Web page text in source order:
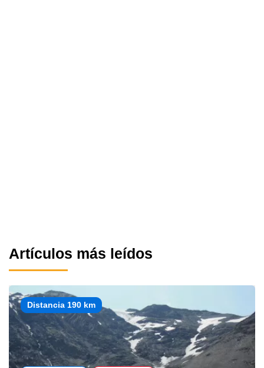
Artículos más leídos
Distancia 190 km